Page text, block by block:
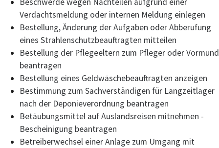
Verdachtsmeldung oder internen Meldung einlegen
Bestellung, Änderung der Aufgaben oder Abberufung
eines Strahlenschutzbeauftragten mitteilen
Bestellung der Pflegeeltern zum Pfleger oder Vormund
beantragen
Bestellung eines Geldwäschebeauftragten anzeigen
Bestimmung zum Sachverständigen für Langzeitlager
nach der Deponieverordnung beantragen
Betäubungsmittel auf Auslandsreisen mitnehmen -
Bescheinigung beantragen
Betreiberwechsel einer Anlage zum Umgang mit